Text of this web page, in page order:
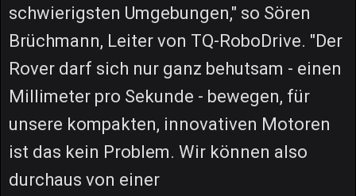
schwierigsten Umgebungen," so Sören
Brüchmann, Leiter von TQ-RoboDrive. "Der
Rover darf sich nur ganz behutsam - einen
Millimeter pro Sekunde - bewegen, für
unsere kompakten, innovativen Motoren
ist das kein Problem. Wir können also
durchaus von einer